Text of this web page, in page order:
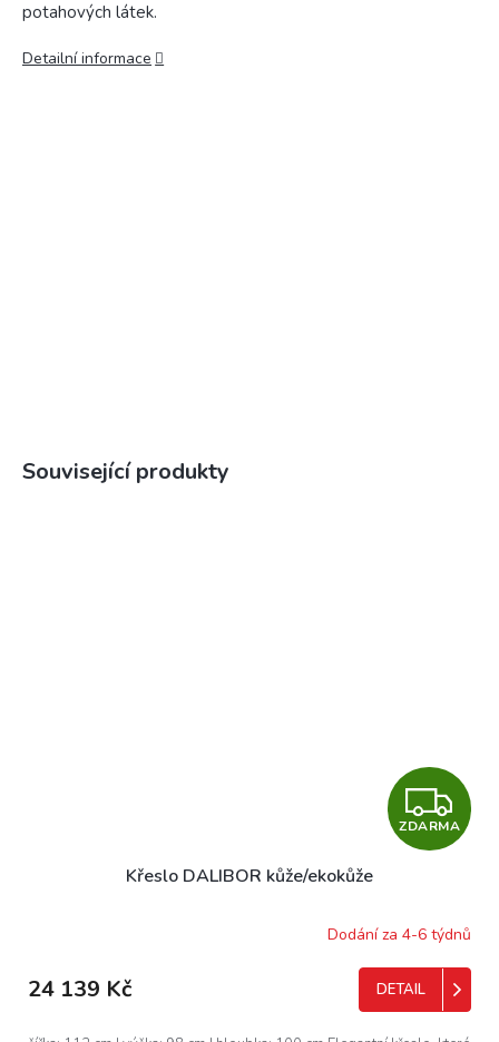
potahových látek.
Detailní informace
Související produkty
Z
D
R
M
ZDARMA
Křeslo DALIBOR kůže/ekokůže
Dodání za 4-6 týdnů
24 139 Kč DETAIL